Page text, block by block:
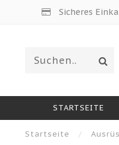
Sicheres
STARTSEITE
Startseite /